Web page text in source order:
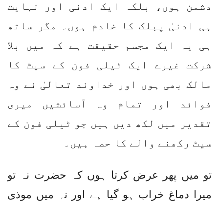
دشمن ہوں، بلکہ ایک ادنی اور نہایت
ہی ادنیٰ پبلک کا خادم ہوں۔ مگر ساتھ
ہی یہ ایک مجسم حقیقت ہے کہ میں بلا
شرکت غیرے ایک ٹیلی فون کے سیٹ کا
مالک بھی ہوں اور خداوند تعالیٰ نے وہ
فوائد اور تمام وہ آسائشیں میری
تقدیر میں لکھ دیں ہیں جو ٹیلی فون کے
سیٹ رکھنے والے کا حصہ ہیں۔
تو میں پھر عرض کرتا ہوں کہ حضرت نہ تو
میرا دماغ خراب ہو گیا ہے اور نہ میں موذی